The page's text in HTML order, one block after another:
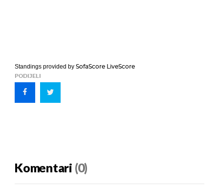
Standings provided by SofaScore LiveScore
PODIJELI
Komentari (0)